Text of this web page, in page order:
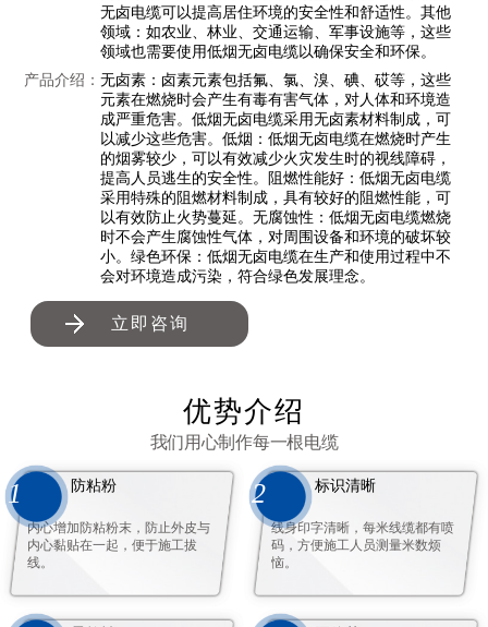
无卤电缆可以提高居住环境的安全性和舒适性。其他
领域：如农业、林业、交通运输、军事设施等，这些
领域也需要使用低烟无卤电缆以确保安全和环保。
产品介绍：无卤素：卤素元素包括氟、氯、溴、碘、砹等，这些
元素在燃烧时会产生有毒有害气体，对人体和环境造
成严重危害。低烟无卤电缆采用无卤素材料制成，可
以减少这些危害。低烟：低烟无卤电缆在燃烧时产生
的烟雾较少，可以有效减少火灾发生时的视线障碍，
提高人员逃生的安全性。阻燃性能好：低烟无卤电缆
采用特殊的阻燃材料制成，具有较好的阻燃性能，可
以有效防止火势蔓延。无腐蚀性：低烟无卤电缆燃烧
时不会产生腐蚀性气体，对周围设备和环境的破坏较
小。绿色环保：低烟无卤电缆在生产和使用过程中不
会对环境造成污染，符合绿色发展理念。
立即咨询
优势介绍
我们用心制作每一根电缆
1 防粘粉
内心增加防粘粉末，防止外皮与
内心黏贴在一起，便于施工拔
线。
2 标识清晰
线身印字清晰，每米线缆都有喷
码，方便施工人员测量米数烦
恼。